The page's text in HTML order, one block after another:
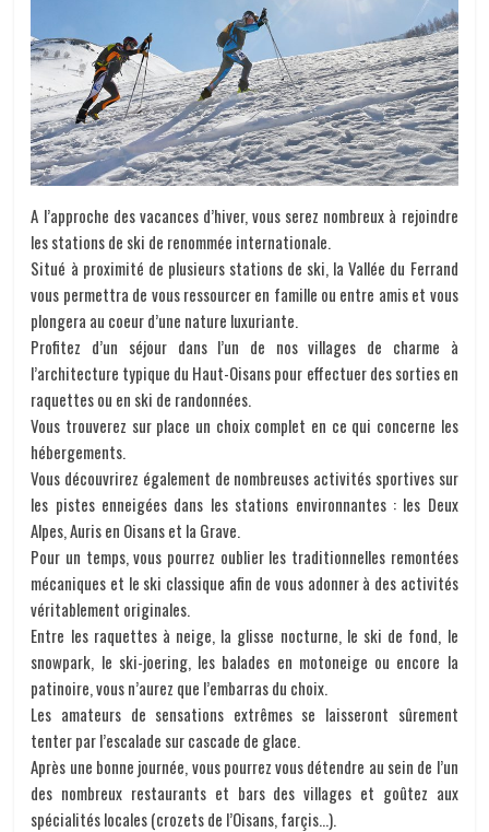
A l’approche des vacances d’hiver, vous serez nombreux à rejoindre
les stations de ski de renommée internationale.
Situé à proximité de plusieurs stations de ski, la Vallée du Ferrand
vous permettra de vous ressourcer en famille ou entre amis et vous
plongera au coeur d’une nature luxuriante.
Profitez d’un séjour dans l’un de nos villages de charme à
l’architecture typique du Haut-Oisans pour effectuer des sorties en
raquettes ou en ski de randonnées.
Vous trouverez sur place un choix complet en ce qui concerne les
hébergements.
Vous découvrirez également de nombreuses activités sportives sur
les pistes enneigées dans les stations environnantes : les Deux
Alpes, Auris en Oisans et la Grave.
Pour un temps, vous pourrez oublier les traditionnelles remontées
mécaniques et le ski classique afin de vous adonner à des activités
véritablement originales.
Entre les raquettes à neige, la glisse nocturne, le ski de fond, le
snowpark, le ski-joering, les balades en motoneige ou encore la
patinoire, vous n’aurez que l’embarras du choix.
Les amateurs de sensations extrêmes se laisseront sûrement
tenter par l’escalade sur cascade de glace.
Après une bonne journée, vous pourrez vous détendre au sein de l’un
des nombreux restaurants et bars des villages et goûtez aux
spécialités locales (crozets de l’Oisans, farçis…).